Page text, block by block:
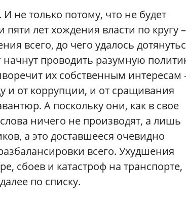
не только потому, что не будет
лет хождения власти по кругу
всего, до чего удалось
проводить разумную
их собственным интересам
и от коррупции, и от сращивания
А поскольку они, как в свое
ничего не производят, а лишь
а это доставшееся очевидно
всего. Ухудшения
сбоев и катастроф на транспорте,
по списку.